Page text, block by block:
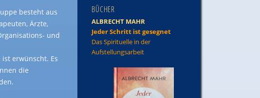
BÜCHER
ALBRECHT MAHR
Jeder Schritt ist gesegnet
Das Spirituelle in der
Aufstellungsarbeit
besteht aus
Ärzte,
und
erwünscht. Es
die